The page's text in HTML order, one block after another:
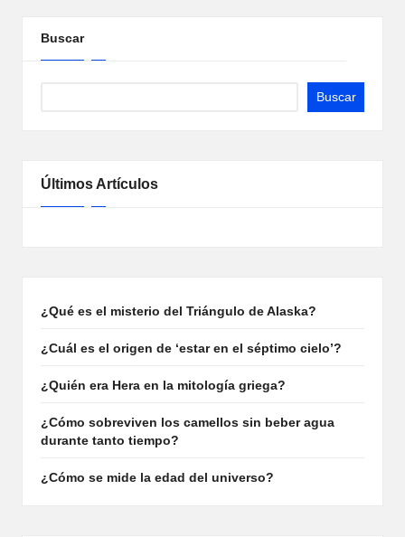
entradas
Buscar
Buscar
Últimos Artículos
¿Qué es el misterio del Triángulo de Alaska?
¿Cuál es el origen de ‘estar en el séptimo cielo’?
¿Quién era Hera en la mitología griega?
¿Cómo sobreviven los camellos sin beber agua
durante tanto tiempo?
¿Cómo se mide la edad del universo?